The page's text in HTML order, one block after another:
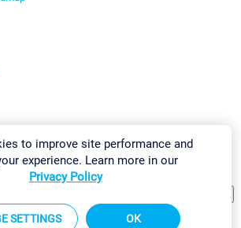
Download & InstallSitemap
to improve site performance and
experience. Learn more in our
Privacy Policy
SETTINGS OK